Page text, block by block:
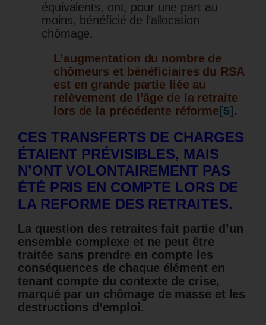
équivalents, ont, pour une part au
moins, bénéficié de l’allocation
chômage.
L’augmentation du nombre de
chômeurs et bénéficiaires du RSA
est en grande partie liée au
relèvement de l’âge de la retraite
lors de la précédente réforme [5] .
CES TRANSFERTS DE CHARGES
ÉTAIENT PRÉVISIBLES, MAIS
N’ONT VOLONTAIREMENT PAS
ÉTÉ PRIS EN COMPTE LORS DE
LA REFORME DES RETRAITES.
La question des retraites fait partie d’un
ensemble complexe et ne peut être
traitée sans prendre en compte les
conséquences de chaque élément en
tenant compte du contexte de crise,
marqué par un chômage de masse et les
destructions d’emploi.